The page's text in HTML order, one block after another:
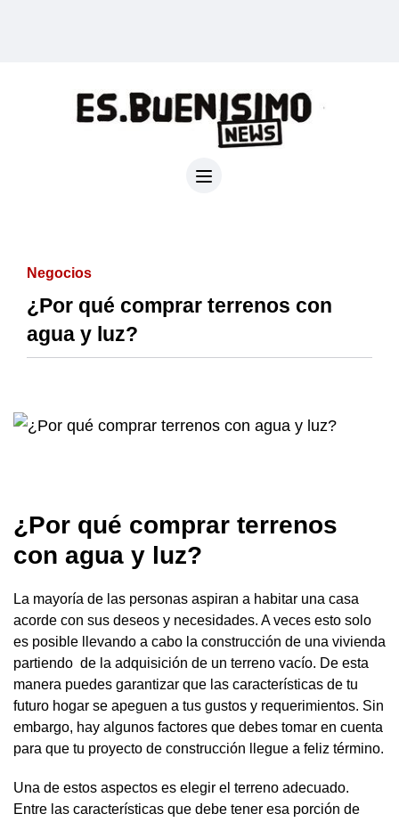
Negocios
¿Por qué comprar terrenos con
agua y luz?
¿Por qué comprar terrenos
con agua y luz?
La mayoría de las personas aspiran a habitar una casa
acorde con sus deseos y necesidades. A veces esto solo
es posible llevando a cabo la construcción de una vivienda
partiendo de la adquisición de un terreno vacío. De esta
manera puedes garantizar que las características de tu
futuro hogar se apeguen a tus gustos y requerimientos. Sin
embargo, hay algunos factores que debes tomar en cuenta
para que tu proyecto de construcción llegue a feliz término.
Una de estos aspectos es elegir el terreno adecuado.
Entre las características que debe tener esa porción de